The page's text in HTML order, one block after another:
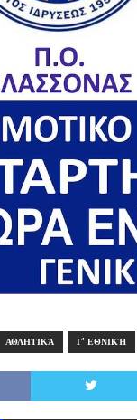
ΑΘΛΗΤΙΚΆ Γ' ΕΘΝΙΚΉ